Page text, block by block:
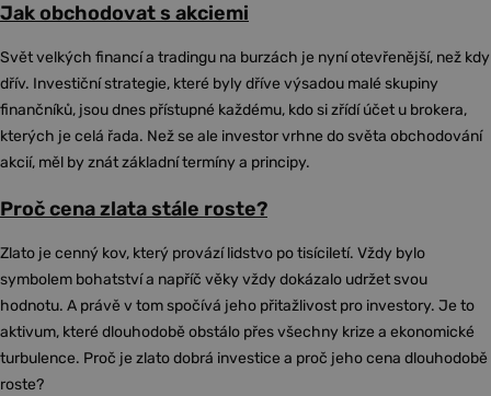
Jak obchodovat s akciemi
Svět velkých financí a tradingu na burzách je nyní otevřenější, než kdy
dřív. Investiční strategie, které byly dříve výsadou malé skupiny
finančníků, jsou dnes přístupné každému, kdo si zřídí účet u brokera,
kterých je celá řada. Než se ale investor vrhne do světa obchodování
akcií, měl by znát základní termíny a principy.
Proč cena zlata stále roste?
Zlato je cenný kov, který provází lidstvo po tisíciletí. Vždy bylo
symbolem bohatství a napříč věky vždy dokázalo udržet svou
hodnotu. A právě v tom spočívá jeho přitažlivost pro investory. Je to
aktivum, které dlouhodobě obstálo přes všechny krize a ekonomické
turbulence. Proč je zlato dobrá investice a proč jeho cena dlouhodobě
roste?